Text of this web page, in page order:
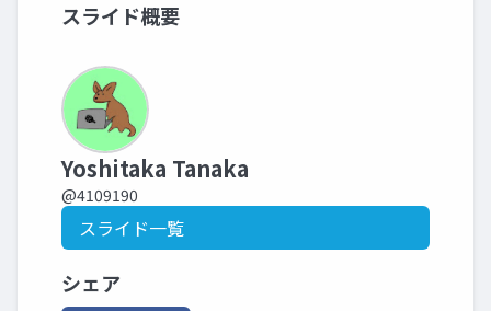
スライド概要
Yoshitaka Tanaka
@4109190
スライド一覧
シェア